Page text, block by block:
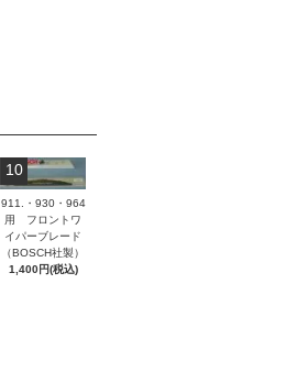
10
911.・930・964
用 フロントワ
イパーブレード
（BOSCH社製）
1,400円(税込)